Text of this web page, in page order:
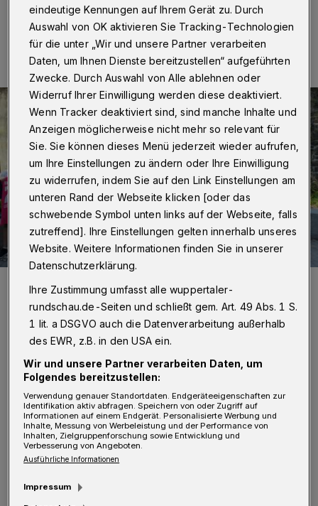
06.07.2017 , 10:00 Uhr 2 Minuten Lesezeit
prominenten Besuch. Unser Foto zeigt in der Mitte die Brüder
Gregor und Matthias Ostrzolek, neben Bezirksbürgermeister Hans-
Hermann Lücke.
Foto: Macheroux
Von Joachim Macheroux
F ür die 160 Schüler der 5. und 6. Klassen
war es ein absolutes Highlight. Und so
eindeutige Kennungen auf Ihrem Gerät zu. Durch
Auswahl von OK aktivieren Sie Tracking-Technologien
für die unter „Wir und unsere Partner verarbeiten
Daten, um Ihnen Dienste bereitzustellen“ aufgeführten
Zwecke. Durch Auswahl von Alle ablehnen oder
Widerruf Ihrer Einwilligung werden diese deaktiviert.
Wenn Tracker deaktiviert sind, sind manche Inhalte und
Anzeigen möglicherweise nicht mehr so relevant für
Sie. Sie können dieses Menü jederzeit wieder aufrufen,
um Ihre Einstellungen zu ändern oder Ihre Einwilligung
zu widerrufen, indem Sie auf den Link Einstellungen am
unteren Rand der Webseite klicken [oder das
schwebende Symbol unten links auf der Webseite, falls
zutreffend]. Ihre Einstellungen gelten innerhalb unseres
Website. Weitere Informationen finden Sie in unserer
Datenschutzerklärung.
Ihre Zustimmung umfasst alle wuppertaler-
rundschau.de-Seiten und schließt gem. Art. 49 Abs. 1 S.
1 lit. a DSGVO auch die Datenverarbeitung außerhalb
des EWR, z.B. in den USA ein.
Wir und unsere Partner verarbeiten Daten, um
Folgendes bereitzustellen:
Verwendung genauer Standortdaten. Endgeräteeigenschaften zur
Identifikation aktiv abfragen. Speichern von oder Zugriff auf
Informationen auf einem Endgerät. Personalisierte Werbung und
Inhalte, Messung von Werbeleistung und der Performance von
Inhalten, Zielgruppenforschung sowie Entwicklung und
Verbesserung von Angeboten.
Ausführliche Informationen
Impressum